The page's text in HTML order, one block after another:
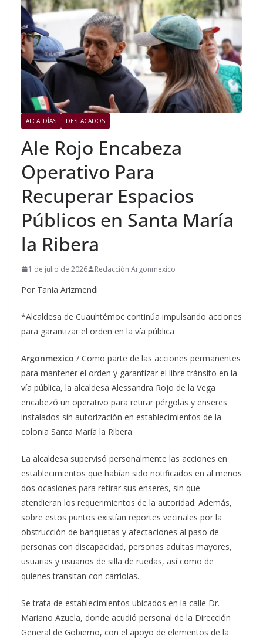
ALCALDÍAS DESTACADOS
Ale Rojo Encabeza
Operativo Para
Recuperar Espacios
Públicos en Santa María
la Ribera
1 de julio de 2026 Redacción Argonmexico
Por Tania Arizmendi
*Alcaldesa de Cuauhtémoc continúa impulsando acciones
para garantizar el orden en la vía pública
Argonmexico / Como parte de las acciones permanentes
para mantener el orden y garantizar el libre tránsito en la
vía pública, la alcaldesa Alessandra Rojo de la Vega
encabezó un operativo para retirar pérgolas y enseres
instalados sin autorización en establecimientos de la
colonia Santa María la Ribera.
La alcaldesa supervisó personalmente las acciones en
establecimientos que habían sido notificados en al menos
dos ocasiones para retirar sus enseres, sin que
atendieran los requerimientos de la autoridad. Además,
sobre estos puntos existían reportes vecinales por la
obstrucción de banquetas y afectaciones al paso de
personas con discapacidad, personas adultas mayores,
usuarias y usuarios de silla de ruedas, así como de
quienes transitan con carriolas.
Se trata de establecimientos ubicados en la calle Dr.
Mariano Azuela, donde acudió personal de la Dirección
General de Gobierno, con el apoyo de elementos de la